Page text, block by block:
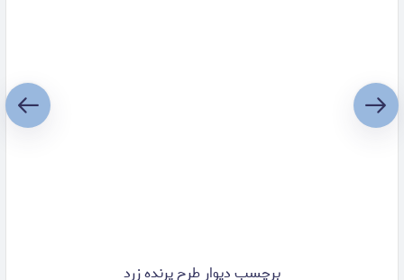
برچسب دیوار طرح پرنده زرد